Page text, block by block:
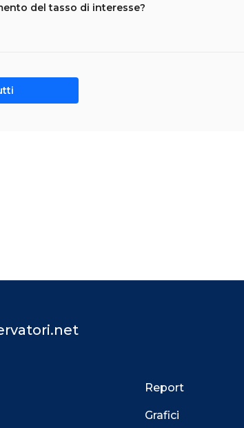
del tasso di interesse?
Report
Grafici